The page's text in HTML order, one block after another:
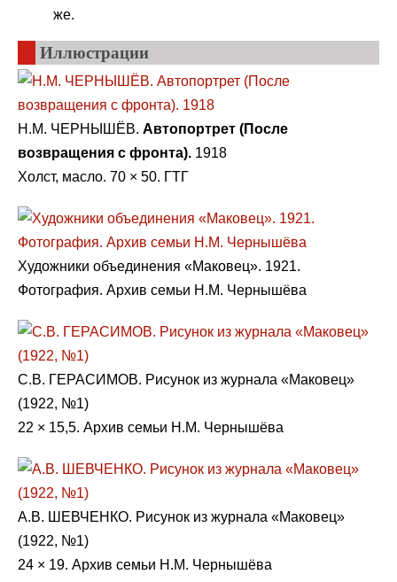
же.
Иллюстрации
Н.М. ЧЕРНЫШЁВ. Автопортрет (После
возвращения с фронта). 1918
Холст, масло. 70 × 50. ГТГ
Художники объединения «Маковец». 1921.
Фотография. Архив семьи Н.М. Чернышёва
С.В. ГЕРАСИМОВ. Рисунок из журнала «Маковец»
(1922, №1)
22 × 15,5. Архив семьи Н.М. Чернышёва
А.В. ШЕВЧЕНКО. Рисунок из журнала «Маковец»
(1922, №1)
24 × 19. Архив семьи Н.М. Чернышёва